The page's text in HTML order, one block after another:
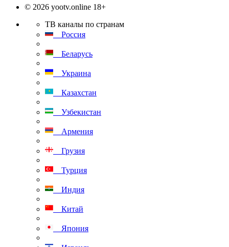
© 2026 yootv.online 18+
ТВ каналы по странам
Россия
Беларусь
Украина
Казахстан
Узбекистан
Армения
Грузия
Турция
Индия
Китай
Япония